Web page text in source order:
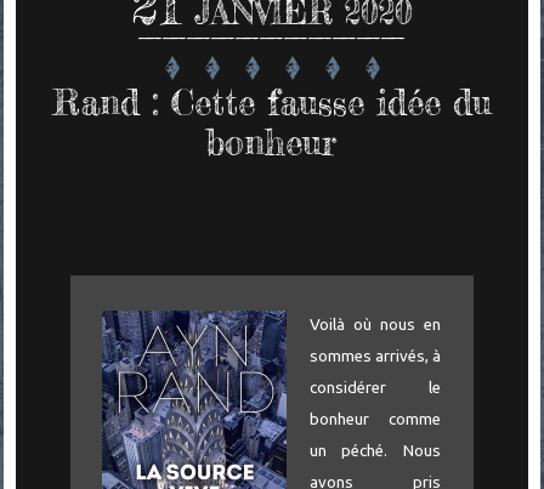
JANVIER 2020
Rand : Cette fausse idée du
bonheur
Voilà où nous en
sommes arrivés, à
considérer le
bonheur comme
un péché. Nous
avons pris